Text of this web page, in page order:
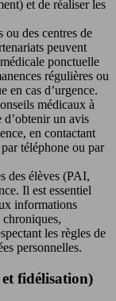
et de réaliser les
ou des centres de
peuvent
ponctuelle
régulières ou
en cas d’urgence.
médicaux à
d’obtenir un avis
en contactant
téléphone ou par
des élèves (PAI,
Il est essentiel
informations
chroniques,
les règles de
personnelles.
fidélisation)